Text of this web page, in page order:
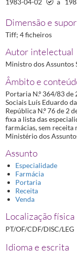
Dimensão e
Tiff; 4 ficheiros
Autor intelectual
Ministro dos Assuntos
Âmbito e
Portaria N.º 364/83
Sociais Luís Eduardo
República N.º 76 de 2
fixa a lista das
farmácias, sem receita
Ministério dos
Assunto
Especialidade
Farmácia
Portaria
Receita
Venda
Localização física
PT/OF/CDF/DISC/LEG
Idioma e escrita